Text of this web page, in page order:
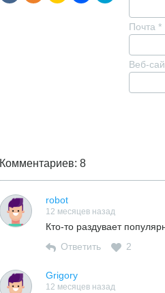
Почта *
Веб-
Комментариев: 8
robot
12 месяцев назад
Кто-то раздувает
Ответить
2
Grigory
12 месяцев назад